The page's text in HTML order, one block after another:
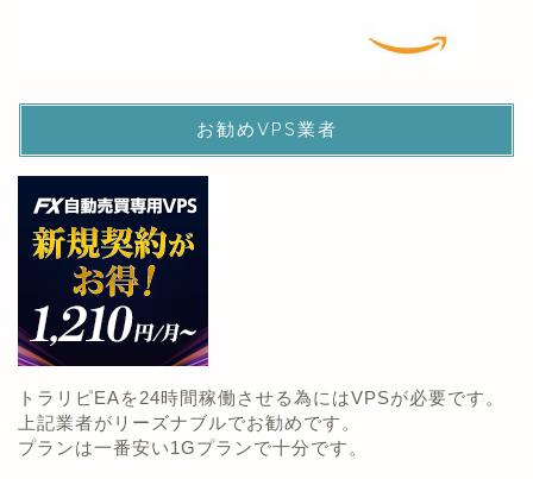
お勧めVPS業者
トラリピEAを24時間稼働させる為にはVPSが必要です。
上記業者がリーズナブルでお勧めです。
プランは一番安い1Gプランで十分です。